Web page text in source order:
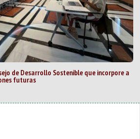
de Desarrollo Sostenible que incorpore a
futuras